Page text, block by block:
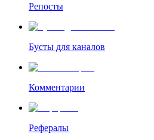
Репосты
Бусты для каналов
Комментарии
Рефералы